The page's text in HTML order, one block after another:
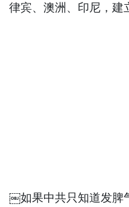
律宾、澳洲、印尼，建
￼如果中共只知道发脾